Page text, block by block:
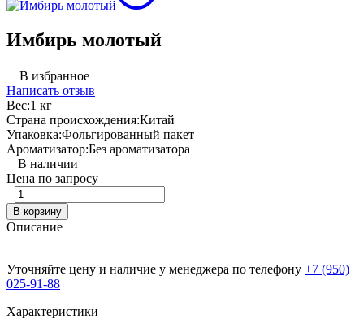
Имбирь молотый
В избранное
Написать отзыв
Вес:1 кг
Страна происхождения:Китай
Упаковка:Фольгированный пакет
Ароматизатор:Без ароматизатора
В наличии
Цена по запросу
В корзину
Описание
Уточняйте цену и наличие у менеджера по телефону +7 (950)
025-91-88
Характеристики